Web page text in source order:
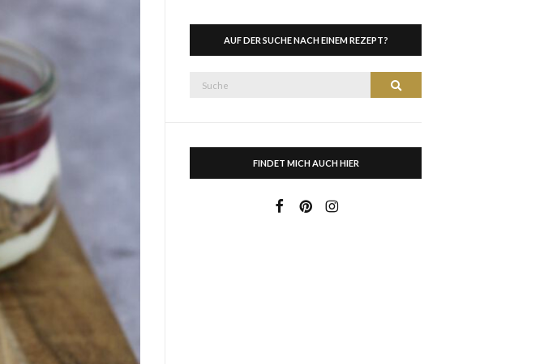
AUF DER SUCHE NACH EINEM REZEPT?
Suche
Suche
FINDET MICH AUCH HIER